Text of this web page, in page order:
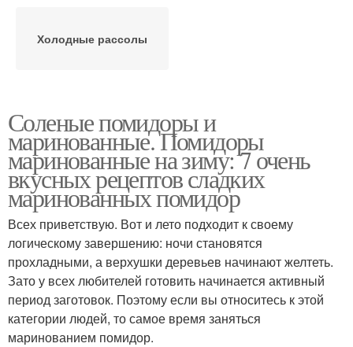
Холодные рассолы
Соленые помидоры и
маринованные. Помидоры
маринованные на зиму: 7 очень
вкусных рецептов сладких
маринованных помидор
Всех приветствую. Вот и лето подходит к своему
логическому завершению: ночи становятся
прохладными, а верхушки деревьев начинают желтеть.
Зато у всех любителей готовить начинается активный
период заготовок. Поэтому если вы относитесь к этой
категории людей, то самое время заняться
маринованием помидор.